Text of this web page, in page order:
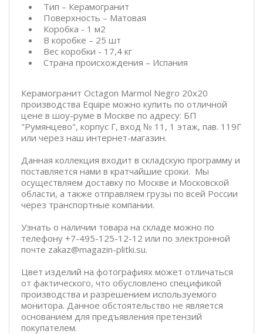
Тип – Керамогранит
Поверхность – Матовая
Коробка - 1 м2
В коробке – 25 шт
Вес коробки - 17,4 кг
Страна происхождения – Испания
Керамогранит Octagon Marmol Negro 20x20
производства Equipe можно купить по отличной
цене в шоу-руме в Москве по адресу: БП
"Румянцево", корпус Г, вход № 11, 1 этаж, пав. 119Г
или через наш интернет-магазин.
Данная коллекция входит в складскую программу и
поставляется нами в кратчайшие сроки. Мы
осуществляем доставку по Москве и Московской
области, а также отправляем грузы по всей России
через транспортные компании.
Узнать о наличии товара на складе можно по
телефону +7-495-125-12-12 или по электронной
почте zakaz@magazin-plitki.su.
Цвет изделий на фотографиях может отличаться
от фактического, что обусловлено спецификой
производства и разрешением используемого
монитора. Данное обстоятельство не является
основанием для предъявления претензий
покупателем.